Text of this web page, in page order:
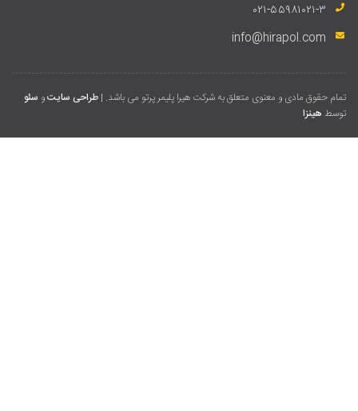
۰۲۱-۵۵۹۸۱۰۲۱-۳
info@hirapol.com
تمام حقوق مادی و معنوی متعلق به شرکت هیرا پلیمر پرتو می باشد. | طراحی سایتو سئو
توسط هینزا